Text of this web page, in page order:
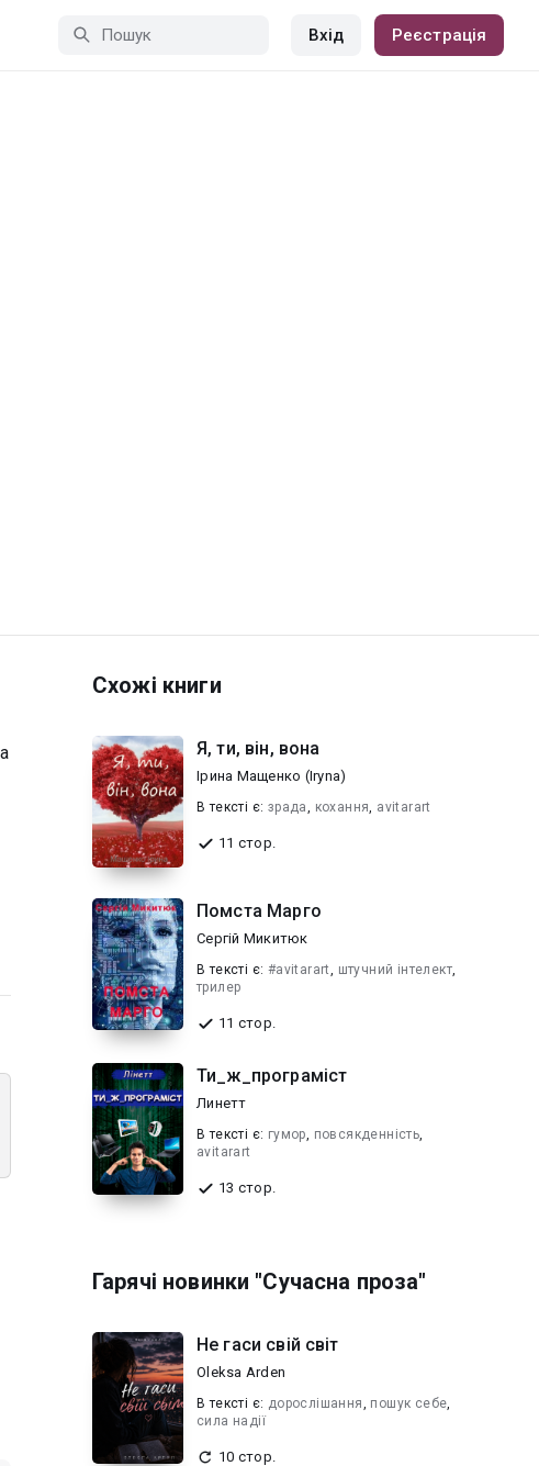
Вхід Реєстрація
Схожі книги
Я, ти, вiн, вона
Iрина Мащенко (Iryna)
В текcті є: зрада, кохання, avitarart
11 стор.
Помста Марго
Сергій Микитюк
В текcті є: #avitarart, штучний інтелект,
трилер
11 стор.
Ти_ж_програміст
Линетт
В текcті є: гумор, повсякденнiсть,
avitarart
13 стор.
Гарячі новинки "Сучасна проза"
Не гаси свій світ
Oleksa Arden
В текcті є: дорослішання, пошук себе,
сила надії
10 стор.